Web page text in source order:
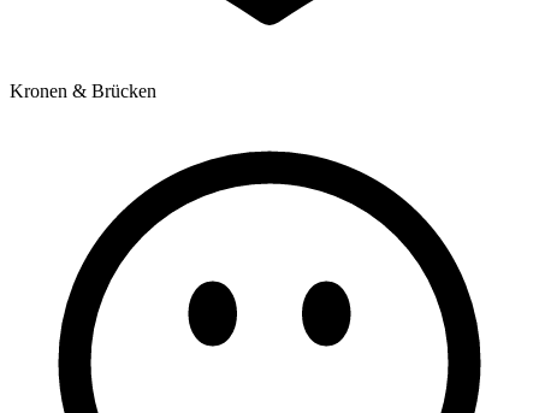
Kronen & Brücken